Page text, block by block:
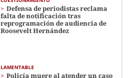
Defensa de periodistas reclama
falta de notificación tras
reprogramación de audiencia de
Roosevelt Hernández
LAMENTABLE
Policía muere al atender un caso